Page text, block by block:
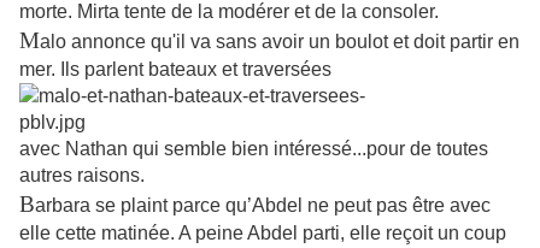
morte. Mirta tente de la modérer et de la consoler.
Malo annonce qu'il va sans avoir un boulot et doit partir en
mer. Ils parlent bateaux et traversées
avec Nathan qui semble bien intéressé...pour de toutes
autres raisons.
Barbara se plaint parce qu’Abdel ne peut pas être avec
elle cette matinée. A peine Abdel parti, elle reçoit un coup